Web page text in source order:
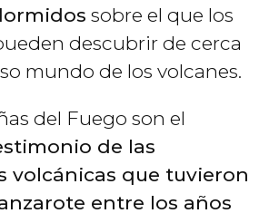
sobre el que los
descubrir de cerca
mundo de los volcanes.
del Fuego son el
de las
volcánicas que tuvieron
entre los años